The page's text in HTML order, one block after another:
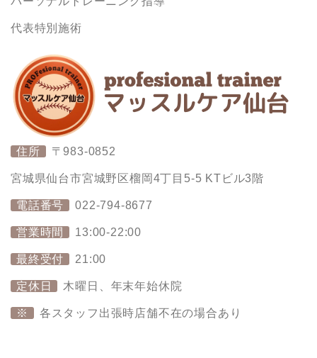
代表特別施術
住所 〒983-0852
宮城県仙台市宮城野区榴岡4丁目5-5 KTビル3階
電話番号 022-794-8677
営業時間 13:00-22:00
最終受付 21:00
定休日 木曜日、年末年始休院
※ 各スタッフ出張時店舗不在の場合あり